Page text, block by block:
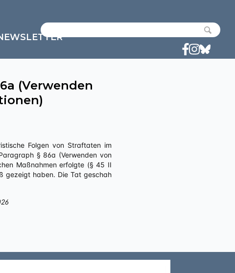
(Verwenden
§ 86a (Verwenden von
Maßnahmen erfolgte (§ 45 II
gezeigt haben. Die Tat geschah